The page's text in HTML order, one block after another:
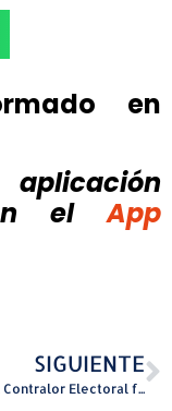
en
el
App
SIGUIENTE
Oficina del Contralor Electoral fija los límites de donativos anónimos aplicables al año 2026